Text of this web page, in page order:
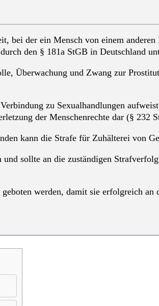
bei der ein Mensch von einem
den § 181a StGB in Deutschland
Überwachung und Zwang zur
zu Sexualhandlungen
der Menschenrechte dar (§ 232
kann die Strafe für Zuhälterei von
sollte an die zuständigen
werden, damit sie erfolgreich